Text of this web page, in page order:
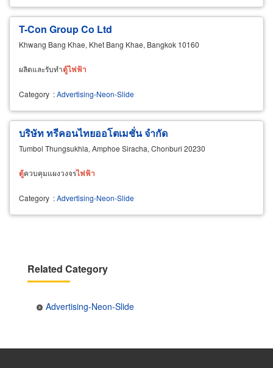
T-Con Group Co Ltd
Khwang Bang Khae, Khet Bang Khae, Bangkok 10160
ผลิตและรับทำตู้ไฟฟ้า
Category :Advertising-Neon-Slide
บริษัท ทรีคอนไทยออโตเมชั่น จำกัด
Tumbol Thungsukhla, Amphoe Siracha, Chonburi 20230
ตู้ควบคุมแผงวงจรไฟฟ้า
Category :Advertising-Neon-Slide
Related Category
Advertising-Neon-Slide